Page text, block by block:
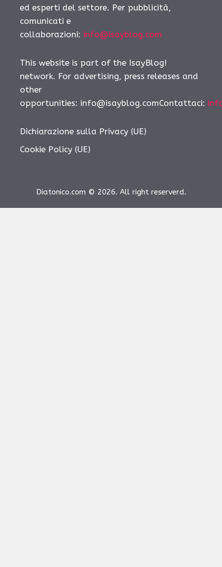
ed esperti del settore. Per pubblicità,
comunicati e
collaborazioni: info@isayblog.com
This website is part of the IsayBlog!
network. For advertising, press releases and
other
opportunities: info@isayblog.comContattaci:
Dichiarazione sulla Privacy (UE)
Cookie Policy (UE)
Diatonico.com © 2026. All right reserverd.